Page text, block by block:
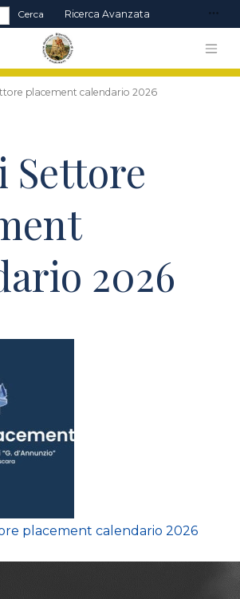
Ricerca Avanzata
placement calendario 2026
Settore
2026
placement calendario 2026